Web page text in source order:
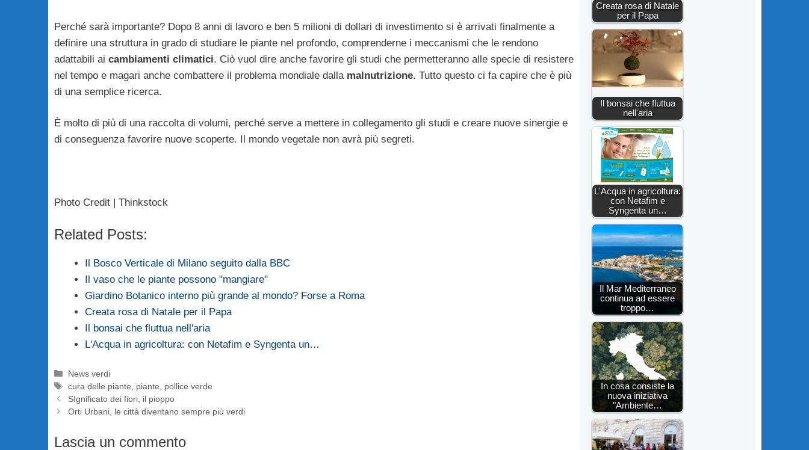
Perché sarà importante? Dopo 8 anni di lavoro e ben 5 milioni di dollari di investimento si è arrivati finalmente a
definire una struttura in grado di studiare le piante nel profondo, comprenderne i meccanismi che le rendono
adattabili ai cambiamenti climatici. Ciò vuol dire anche favorire gli studi che permetteranno alle specie di resistere
nel tempo e magari anche combattere il problema mondiale dallamalnutrizione. Tutto questo ci fa capire che è più
di una semplice ricerca.
È molto di più di una raccolta di volumi, perché serve a mettere in collegamento gli studi e creare nuove sinergie e
di conseguenza favorire nuove scoperte. Il mondo vegetale non avrà più segreti.
Photo Credit | Thinkstock
Related Posts:
Il Bosco Verticale di Milano seguito dalla BBC
Il vaso che le piante possono "mangiare"
Giardino Botanico interno più grande al mondo? Forse a Roma
Creata rosa di Natale per il Papa
Il bonsai che fluttua nell'aria
L'Acqua in agricoltura: con Netafim e Syngenta un…
Categorie
News verdi
Tag
cura delle piante piante
pollice verde
SIgnificato dei fiori, il pioppo
Orti Urbani, le città diventano sempre più verdi
Lascia un commento
Creata rosa di Natale
per il Papa
Il bonsai che fluttua
nell'aria
L'Acqua in agricoltura:
con Netafim e
Syngenta un…
Il Mar Mediterraneo
continua ad essere
troppo…
In cosa consiste la
nuova iniziativa
"Ambiente…